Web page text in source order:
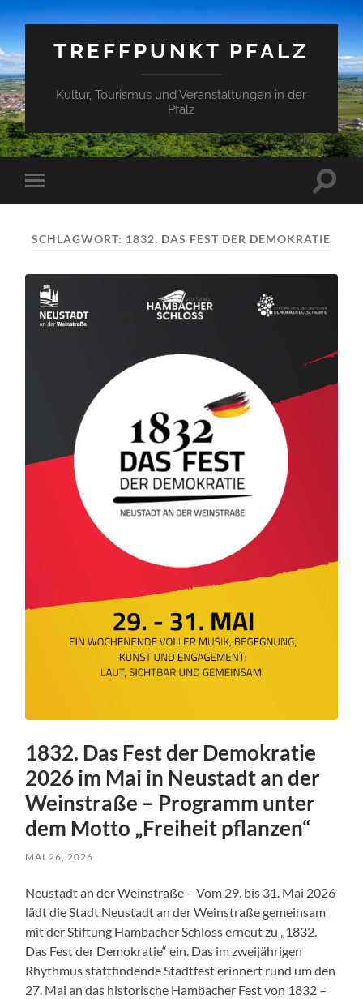
TREFFPUNKT PFALZ
Kultur, Tourismus und Veranstaltungen in der
Pfalz
Mobile-
Menü
SCHLAGWORT: 1832. DAS FEST DER DEMOKRATIE
1832. Das Fest der Demokratie
2026 im Mai in Neustadt an der
Weinstraße – Programm unter
dem Motto „Freiheit pflanzen“
MAI 26, 2026
Neustadt an der Weinstraße – Vom 29. bis 31. Mai 2026
lädt die Stadt Neustadt an der Weinstraße gemeinsam
mit der Stiftung Hambacher Schloss erneut zu „1832.
Das Fest der Demokratie“ ein. Das im zweijährigen
Rhythmus stattfindende Stadtfest erinnert rund um den
27. Mai an das historische Hambacher Fest von 1832 –